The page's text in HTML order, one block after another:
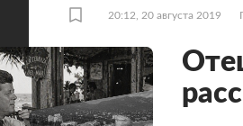
20:12, 20 августа 2019